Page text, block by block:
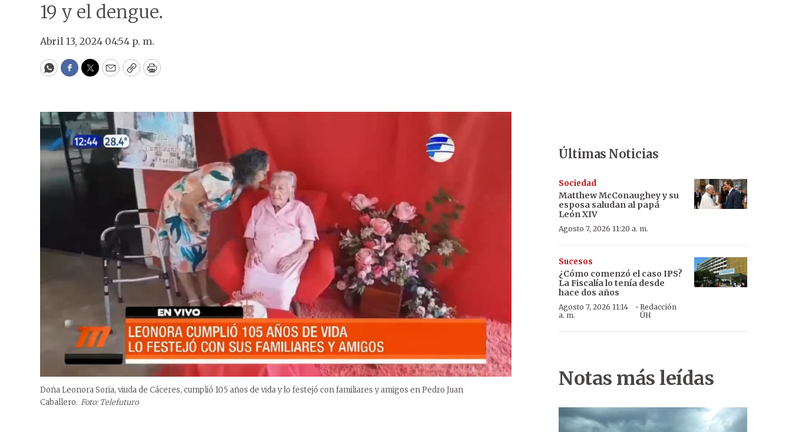
19 y el dengue.
Abril 13, 2024 04:54 p. m.
WhatsApp
Facebook
Twitter
EmailCopyPrint
Doña Leonora Soria, viuda de Cáceres, cumplió 105 años de vida y lo festejó con familiares y amigos en Pedro Juan
Caballero. Foto: Telefuturo
Últimas Noticias
Sociedad
Matthew McConaughey y su
esposa saludan al papá
León XIV
Agosto 7, 2026 11:20 a. m.
Sucesos
¿Cómo comenzó el caso IPS?
La Fiscalía lo tenía desde
hace dos años
Agosto 7, 2026 11:14
a. m.
· Redacción
ÚH
Notas más leídas